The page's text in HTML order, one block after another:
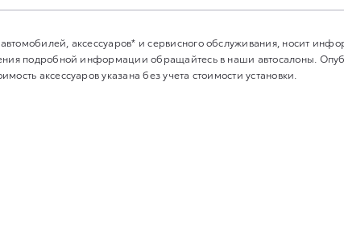
аксессуаров* и сервисного обслуживания, носит
подробной информации обращайтесь в наши автосалоны.
аксессуаров указана без учета стоимости установки.